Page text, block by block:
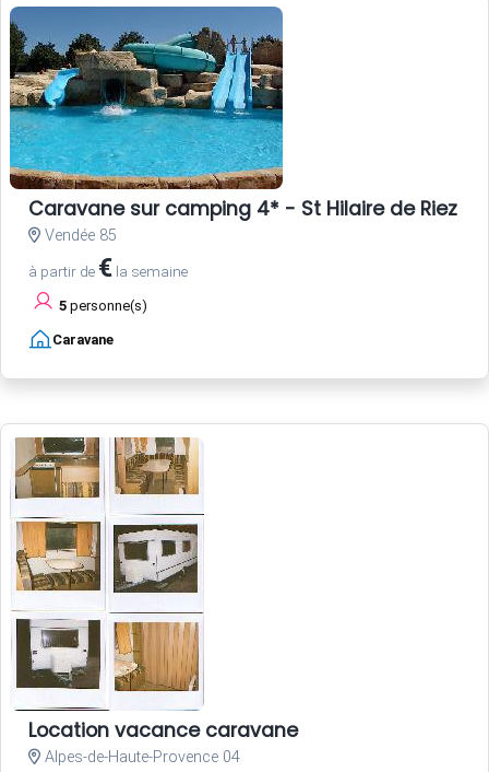
Caravane sur camping 4* - St Hilaire de Riez -
Vendée 85
à partir de € la semaine
5 personne(s)
Caravane
Location vacance caravane
Alpes-de-Haute-Provence 04